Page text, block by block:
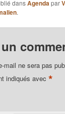
dansAgendapar
.
mail ne sera pas
indiqués avec*